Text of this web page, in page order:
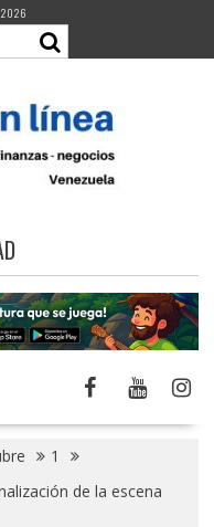
2026
1
de la escena